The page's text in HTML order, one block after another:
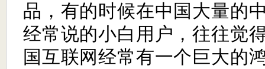
品，有的时候在中国大量的
经常说的小白用户，往往觉
国互联网经常有一个巨大的